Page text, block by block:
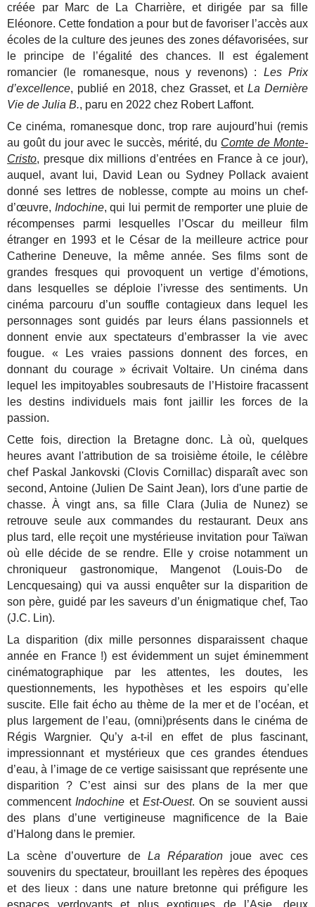
créée par Marc de La Charrière, et dirigée par sa fille
Eléonore. Cette fondation a pour but de favoriser l’accès aux
écoles de la culture des jeunes des zones défavorisées, sur
le principe de l’égalité des chances. Il est également
romancier (le romanesque, nous y revenons) : Les Prix
d’excellence, publié en 2018, chez Grasset, etLa Dernière
Vie de Julia B., paru en 2022 chez Robert Laffont.
Ce cinéma, romanesque donc, trop rare aujourd’hui (remis
au goût du jour avec le succès, mérité, du Comte de Monte-
Cristo, presque dix millions d’entrées en France à ce jour),
auquel, avant lui, David Lean ou Sydney Pollack avaient
donné ses lettres de noblesse, compte au moins un chef-
d’œuvre, Indochine, qui lui permit de remporter une pluie de
récompenses parmi lesquelles l’Oscar du meilleur film
étranger en 1993 et le César de la meilleure actrice pour
Catherine Deneuve, la même année. Ses films sont de
grandes fresques qui provoquent un vertige d’émotions,
dans lesquelles se déploie l’ivresse des sentiments. Un
cinéma parcouru d’un souffle contagieux dans lequel les
personnages sont guidés par leurs élans passionnels et
donnent envie aux spectateurs d’embrasser la vie avec
fougue. « Les vraies passions donnent des forces, en
donnant du courage » écrivait Voltaire. Un cinéma dans
lequel les impitoyables soubresauts de l’Histoire fracassent
les destins individuels mais font jaillir les forces de la
passion.
Cette fois, direction la Bretagne donc. Là où, quelques
heures avant l'attribution de sa troisième étoile, le célèbre
chef Paskal Jankovski (Clovis Cornillac) disparaît avec son
second, Antoine (Julien De Saint Jean), lors d'une partie de
chasse. À vingt ans, sa fille Clara (Julia de Nunez) se
retrouve seule aux commandes du restaurant. Deux ans
plus tard, elle reçoit une mystérieuse invitation pour Taïwan
où elle décide de se rendre. Elle y croise notamment un
chroniqueur gastronomique, Mangenot (Louis-Do de
Lencquesaing) qui va aussi enquêter sur la disparition de
son père, guidé par les saveurs d’un énigmatique chef, Tao
(J.C. Lin).
La disparition (dix mille personnes disparaissent chaque
année en France !) est évidemment un sujet éminemment
cinématographique par les attentes, les doutes, les
questionnements, les hypothèses et les espoirs qu’elle
suscite. Elle fait écho au thème de la mer et de l’océan, et
plus largement de l’eau, (omni)présents dans le cinéma de
Régis Wargnier. Qu’y a-t-il en effet de plus fascinant,
impressionnant et mystérieux que ces grandes étendues
d’eau, à l’image de ce vertige saisissant que représente une
disparition ? C’est ainsi sur des plans de la mer que
commencent Indochine et Est-Ouest. On se souvient aussi
des plans d’une vertigineuse magnificence de la Baie
d’Halong dans le premier.
La scène d’ouverture de La Réparation joue avec ces
souvenirs du spectateur, brouillant les repères des époques
et des lieux : dans une nature bretonne qui préfigure les
espaces verdoyants et plus exotiques de l’Asie, deux